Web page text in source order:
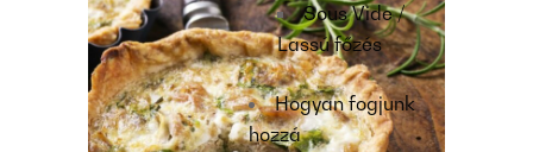
Sous Vide /
Lassú főzés
Hogyan fogjunk
hozzá